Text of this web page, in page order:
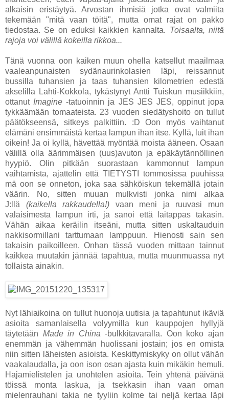
alkaisin eristäytyä. Arvostan ihmisiä jotka ovat valmiita
tekemään "mitä vaan töitä", mutta omat rajat on pakko
tiedostaa. Se on eduksi kaikkien kannalta. Toisaalta, niitä
rajoja voi välillä kokeilla rikkoa...
Tänä vuonna oon kaiken muun ohella katsellut maailmaa
vaaleanpunaisten sydänaurinkolasien läpi, reissannut
bussilla tuhansien ja taas tuhansien kilometrien edestä
akselilla Lahti-Kokkola, tykästynyt Antti Tuiskun musiikkiin,
ottanut Imagine -tatuoinnin ja JES JES JES, oppinut jopa
tykkäämään tomaateista. 23 vuoden siedätyshoito on tullut
päätökseensä, sitkeys palkittiin. :D Oon myös vaihtanut
elämäni ensimmäistä kertaa lampun ihan itse. Kyllä, luit ihan
oikein! Ja oi kyllä, hävettää myöntää moista ääneen. Osaan
välillä olla äärimmäisen (uus)avuton ja epäkäytännöllinen
hyypiö. Olin pitkään suorastaan kammonnut lampun
vaihtamista, ajattelin että TIETYSTI tommosissa puuhissa
mä oon se onneton, joka saa sähköiskun tekemällä jotain
väärin. No, sitten muuan mulkvisti jonka nimi alkaa
J:llä (kaikella rakkaudella!) vaan meni ja ruuvasi mun
valaisimesta lampun irti, ja sanoi että laitappas takasin.
Vähän aikaa keräilin itseäni, mutta sitten uskaltauduin
nakkisormillani tarttumaan lamppuun. Hienosti sain sen
takaisin paikoilleen. Onhan tässä vuoden mittaan tainnut
kaikkea muutakin jännää tapahtua, mutta muunmuassa nyt
tollaista ainakin.
Nyt lähiaikoina on tullut huonoja uutisia ja tapahtunut ikäviä
asioita samanlaisella volyymilla kun kauppojen hyllyjä
täytetään Made in China -bulkkitavaralla. Oon koko ajan
enemmän ja vähemmän huolissani jostain; jos en omista
niin sitten läheisten asioista. Keskittymiskyky on ollut vähän
vaakalaudalla, ja oon ison osan ajasta kuin mikäkin hemuli.
Hajamielistelen ja unohtelen asioita. Tein yhtenä päivänä
töissä monta laskua, ja tsekkasin ihan vaan oman
mielenrauhani takia ne tyyliin kolme tai neljä kertaa läpi